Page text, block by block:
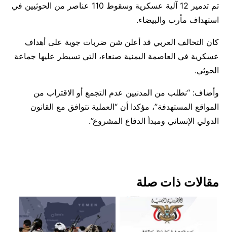
تم تدمير 12 آلية عسكرية وسقوط 110 عناصر من الحوثيين في
استهداف مأرب والبيضاء.
كان التحالف العربي قد أعلن شن ضربات جوية على أهداف
عسكرية في العاصمة اليمنية صنعاء، التي تسيطر عليها جماعة
الحوثي.
وأضاف: “نطلب من المدنيين عدم التجمع أو الاقتراب من
المواقع المستهدفة”، مؤكدا أن “العملية تتوافق مع القانون
الدولي الإنساني ومبدأ الدفاع المشروع”.
مقالات ذات صلة